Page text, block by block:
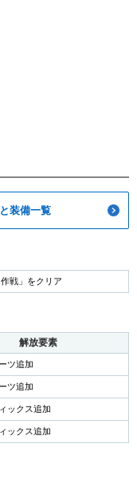
装備一覧
戦」をクリア
解放要素
ツ追加
ツ追加
ックス追加
ックス追加